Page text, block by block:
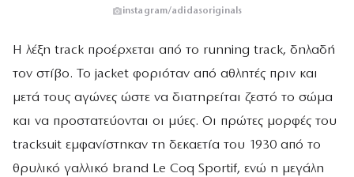
instagram/adidasoriginals
Η λέξη track προέρχεται από το running track, δηλαδή
τον στίβο. Το jacket φοριόταν από αθλητές πριν και
μετά τους αγώνες ώστε να διατηρείται ζεστό το σώμα
και να προστατεύονται οι μύες. Οι πρώτες μορφές του
tracksuit εμφανίστηκαν τη δεκαετία του 1930 από το
θρυλικό γαλλικό brand Le Coq Sportif, ενώ η μεγάλη